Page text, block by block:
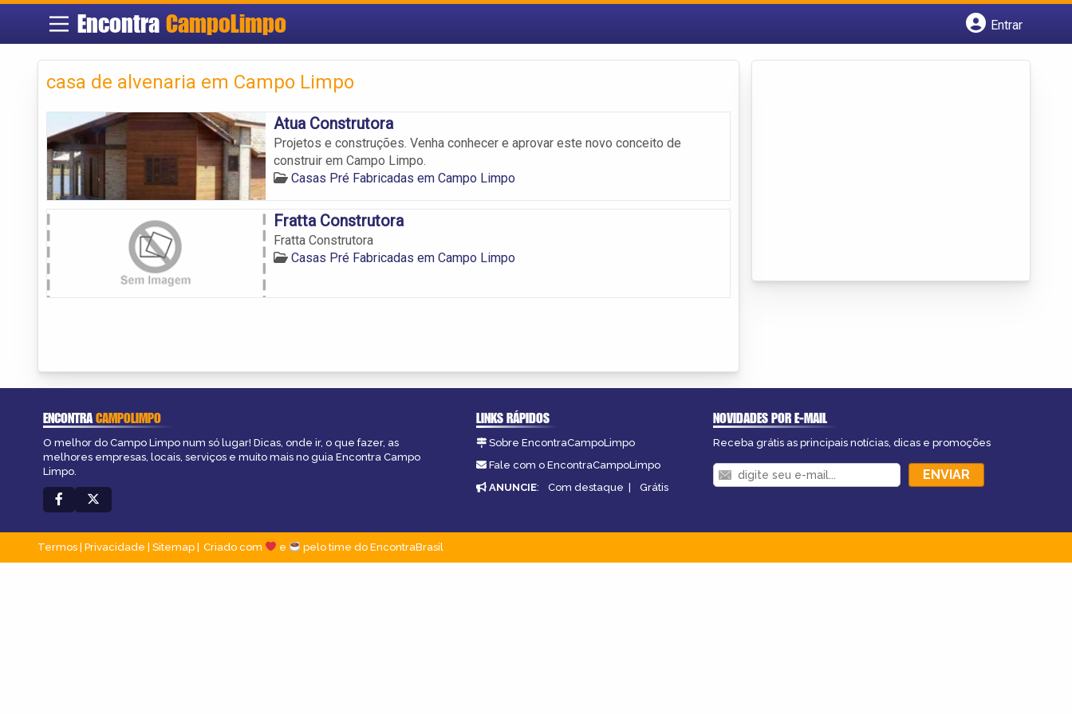
EncontraCampoLimpo
Entrar
casa de alvenaria em Campo Limpo
Atua Construtora
Projetos e construções. Venha conhecer e aprovar este novo conceito de
construir em Campo Limpo.
Casas Pré Fabricadas em Campo Limpo
Fratta Construtora
Fratta Construtora
Casas Pré Fabricadas em Campo Limpo
ENCONTRACAMPOLIMPO
O melhor do Campo Limpo num só lugar! Dicas, onde ir, o que fazer, as
melhores empresas, locais, serviços e muito mais no guia Encontra Campo
Limpo.
LINKS RÁPIDOS
Sobre EncontraCampoLimpo
Fale com o EncontraCampoLimpo
ANUNCIE: Com destaque | Grátis
NOVIDADES POR E-MAIL
Receba grátis as principais notícias, dicas e promoções
Termos | Privacidade | Sitemap Criado com e pelo time do EncontraBrasil